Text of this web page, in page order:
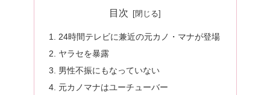
目次
24時間テレビに兼近の元カノ・マナが登場
ヤラセを暴露
男性不振にもなっていない
元カノマナはユーチューバー